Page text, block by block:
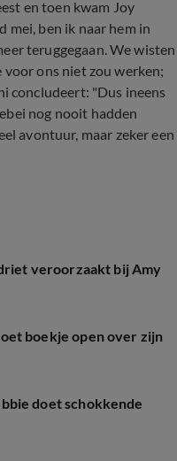
en toen kwam Joy
mei, ben ik naar hem in
teruggegaan. We wisten
ons niet zou werken;
concludeert: "Dus ineens
nog nooit hadden
avontuur, maar zeker een
veroorzaakt bij Amy
boekje open over zijn
doet schokkende